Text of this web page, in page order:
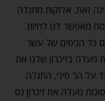
זאת, אלוקות מתגלה
מאפשר לנו לחיות
כל הניסים של עשר
מעלה בזיכרון שלנו את
על הר סיני, התגלה
מעלה את זיכרון נס